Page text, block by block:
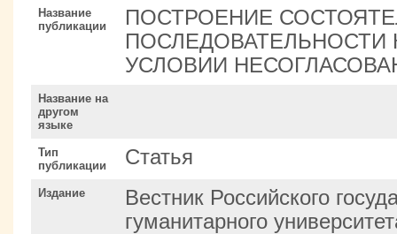
Название
публикации
ПОСТРОЕНИЕ
ПОСЛЕДОВАТЕЛЬНОСТИ
УСЛОВИИ
Название на
другом
языке
Тип
публикации
Статья
Издание
Вестник Российского
гуманитарного